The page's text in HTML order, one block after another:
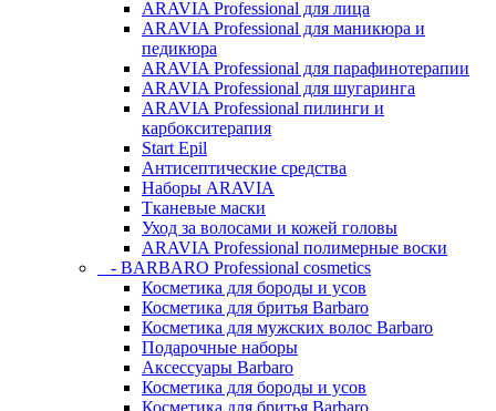
ARAVIA Professional для лица
ARAVIA Professional для маникюра и
педикюра
ARAVIA Professional для парафинотерапии
ARAVIA Professional для шугаринга
ARAVIA Professional пилинги и
карбокситерапия
Start Epil
Антисептические средства
Наборы ARAVIA
Тканевые маски
Уход за волосами и кожей головы
ARAVIA Professional полимерные воски
- BARBARO Professional cosmetics
Косметика для бороды и усов
Косметика для бритья Barbaro
Косметика для мужских волос Barbaro
Подарочные наборы
Аксессуары Barbaro
Косметика для бороды и усов
Косметика для бритья Barbaro